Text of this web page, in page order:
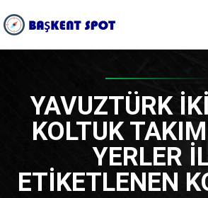
YAVUZTÜRK
KOLTUK
YERLER
ETIKETLENEN